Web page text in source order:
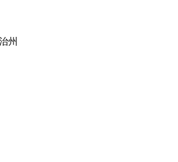
州